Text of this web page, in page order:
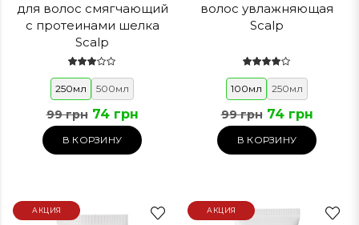
для волос смягчающий
с протеинами шелка
Scalp
250мл 500мл
99 грн 74 грн
В КОРЗИНУ
волос увлажняющая
Scalp
100мл 250мл
99 грн 74 грн
В КОРЗИНУ
АКЦИЯ АКЦИЯ